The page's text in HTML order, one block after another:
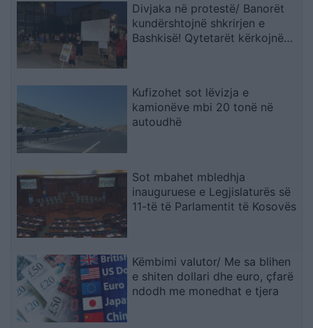
Divjaka në protestë/ Banorët
kundërshtojnë shkrirjen e
Bashkisë! Qytetarët kërkojnë
Kufizohet sot lëvizja e
kamionëve mbi 20 tonë në
autoudhë
Sot mbahet mbledhja
inauguruese e Legjislaturës së
11-të të Parlamentit të Kosovës
Këmbimi valutor/ Me sa blihen
e shiten dollari dhe euro, çfarë
ndodh me monedhat e tjera